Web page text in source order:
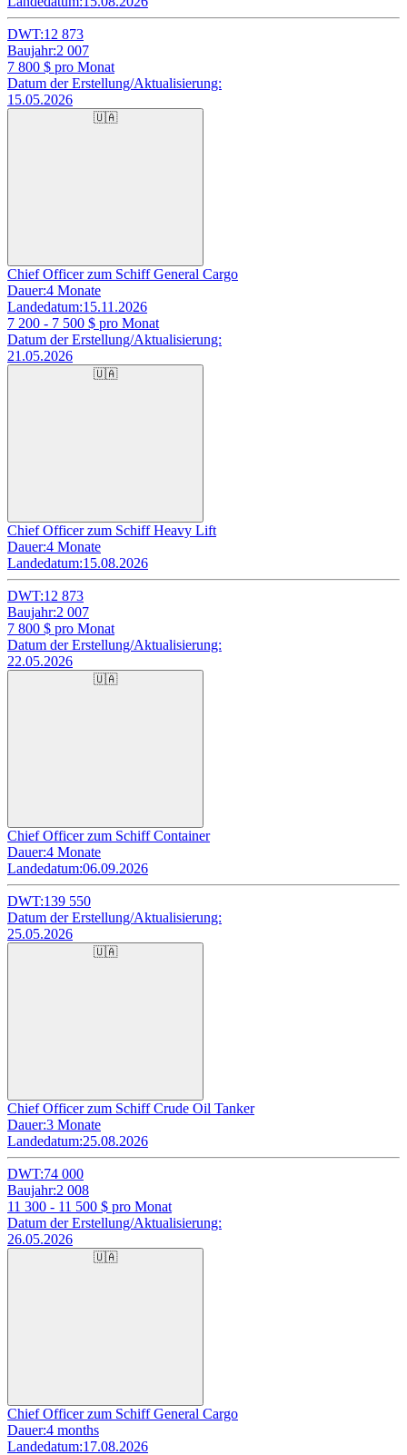
DWT:12 873
Baujahr:2 007
7 800 $ pro Monat
Datum der Erstellung/Aktualisierung:
15.05.2026
🇺🇦
Chief Officer zum Schiff General Cargo
Dauer:4 Monate
Landedatum:15.11.2026
7 200 - 7 500 $ pro Monat
Datum der Erstellung/Aktualisierung:
21.05.2026
🇺🇦
Chief Officer zum Schiff Heavy Lift
Dauer:4 Monate
Landedatum:15.08.2026
DWT:12 873
Baujahr:2 007
7 800 $ pro Monat
Datum der Erstellung/Aktualisierung:
22.05.2026
🇺🇦
Chief Officer zum Schiff Container
Dauer:4 Monate
Landedatum:06.09.2026
DWT:139 550
Datum der Erstellung/Aktualisierung:
25.05.2026
🇺🇦
Chief Officer zum Schiff Crude Oil Tanker
Dauer:3 Monate
Landedatum:25.08.2026
DWT:74 000
Baujahr:2 008
11 300 - 11 500 $ pro Monat
Datum der Erstellung/Aktualisierung:
26.05.2026
🇺🇦
Chief Officer zum Schiff General Cargo
Dauer:4 months
Landedatum:17.08.2026